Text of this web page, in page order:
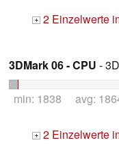
+ 2 Einzelwerte
3DMark 06 - CPU -
min: 1838 avg:
+ 2 Einzelwerte